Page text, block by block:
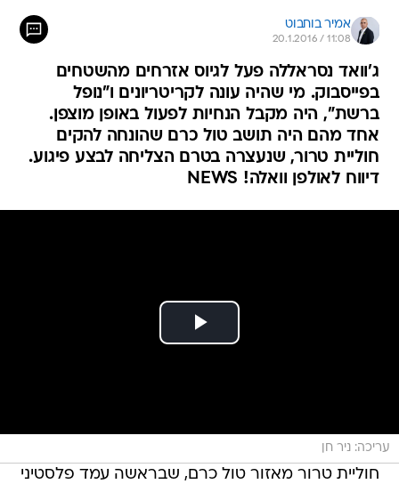
אמיר בוחבוט
20.1.2016 / 11:08
ג'וואד נסראללה פעל לגיוס אזרחים מהשטחים
בפייסבוק. מי שהיה עונה לקריטריונים ו"נופל
ברשת", היה מקבל הנחיות לפעול באופן מוצפן.
אחד מהם היה תושב טול כרם שהונחה להקים
חוליית טרור, שנעצרה בטרם הצליחה לבצע פיגוע.
דיווח לאולפן וואלה! NEWS
עריכה: ניר חן
חוליית טרור מאזור טול כרם, שבראשה עמד פלסטיני